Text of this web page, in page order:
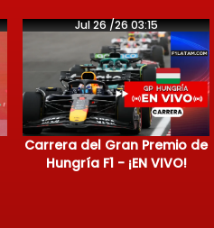
Jul 26 /26 03:15
Carrera del Gran Premio de
Hungría F1 - ¡EN VIVO!